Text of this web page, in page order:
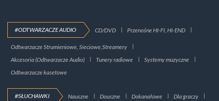
#ODTWARZACZE AUDIO CD/DVD Przenośne HI-FI, HI-END
Odtwarzacze Strumieniowe, Sieciowe,Streamery
Akcesoria (Odtwarzacze Audio)
Tunery radiowe
Systemy muzyczne
Odtwarzacze kasetowe
#SŁUCHAWKI Nauszne Douszne Dokanałowe Dla graczy